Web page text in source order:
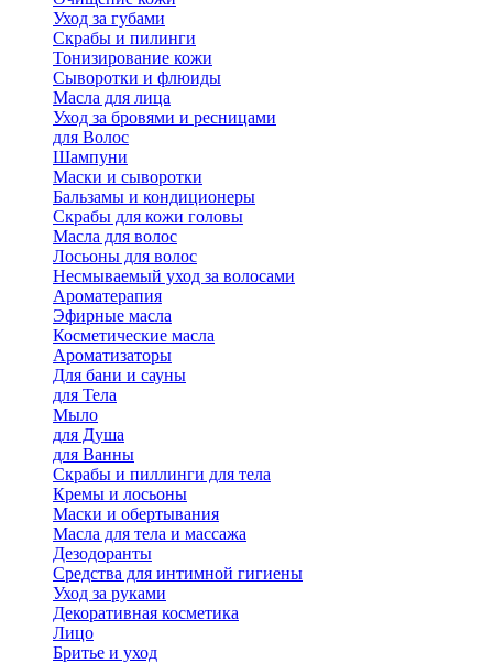
Уход за губами
Скрабы и пилинги
Тонизирование кожи
Сыворотки и флюиды
Масла для лица
Уход за бровями и ресницами
для Волос
Шампуни
Маски и сыворотки
Бальзамы и кондиционеры
Скрабы для кожи головы
Масла для волос
Лосьоны для волос
Несмываемый уход за волосами
Ароматерапия
Эфирные масла
Косметические масла
Ароматизаторы
Для бани и сауны
для Тела
Мыло
для Душа
для Ванны
Скрабы и пиллинги для тела
Кремы и лосьоны
Маски и обертывания
Масла для тела и массажа
Дезодоранты
Средства для интимной гигиены
Уход за руками
Декоративная косметика
Лицо
Бритье и уход